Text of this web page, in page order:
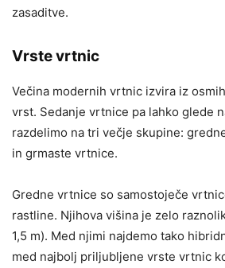
zasaditve.
Vrste vrtnic
Večina modernih vrtnic izvira iz
vrst. Sedanje vrtnice pa lahko glede
razdelimo na tri večje skupine:
in grmaste vrtnice.
Gredne vrtnice so samostoječe
rastline. Njihova višina je zelo
1,5 m). Med njimi najdemo tako
med najbolj priljubljene vrste vrtnic